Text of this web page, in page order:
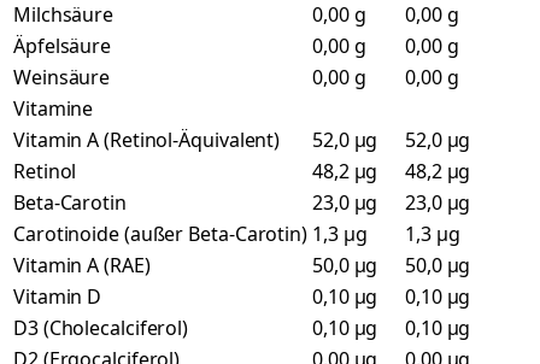
Milchsäure
0,00 g
0,00 g
Äpfelsäure
0,00 g
0,00 g
Weinsäure
0,00 g
0,00 g
Vitamine
Vitamin A (Retinol-Äquivalent)
52,0 µg
52,0 µg
Retinol
48,2 µg
48,2 µg
Beta-Carotin
23,0 µg
23,0 µg
Carotinoide (außer Beta-Carotin) 1,3 µg
1,3 µg
Vitamin A (RAE)
50,0 µg
50,0 µg
Vitamin D
0,10 µg
0,10 µg
D3 (Cholecalciferol)
0,10 µg
0,10 µg